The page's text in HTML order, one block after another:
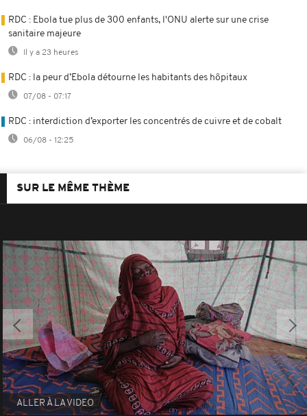
RDC : Ebola tue plus de 300 enfants, l'ONU alerte sur une crise
sanitaire majeure
Il y a 23 heures
RDC : la peur d’Ebola détourne les habitants des hôpitaux
07/08 - 07:17
RDC : interdiction d’exporter les concentrés de cuivre et de cobalt
06/08 - 12:25
SUR LE MÊME THÈME
ALLER À LA VIDEO